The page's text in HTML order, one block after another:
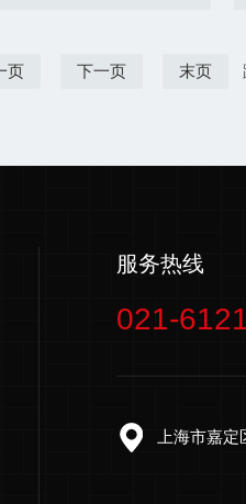
页 下一页 末页
服务热线
021-
上海市嘉